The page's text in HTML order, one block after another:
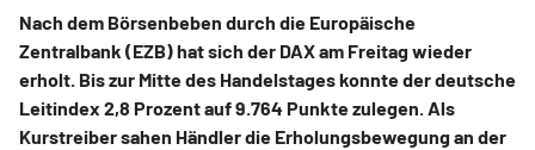
Nach dem Börsenbeben durch die Europäische
Zentralbank (EZB) hat sich der DAX am Freitag wieder
erholt. Bis zur Mitte des Handelstages konnte der deutsche
Leitindex 2,8 Prozent auf 9.764 Punkte zulegen. Als
Kurstreiber sahen Händler die Erholungsbewegung an der